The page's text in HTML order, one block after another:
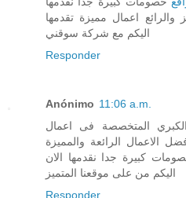
والرائع اعمال مميزة تقدمها
اليكم مع شركة سوقني
Responder
Anónimo 11:06 a.m.
المتخصصة فى اعمال
الاعمال الرائعة والمميزة
كبيرة جدا نقدمها الان
اليكم من على موقعنا المتميز
Responder